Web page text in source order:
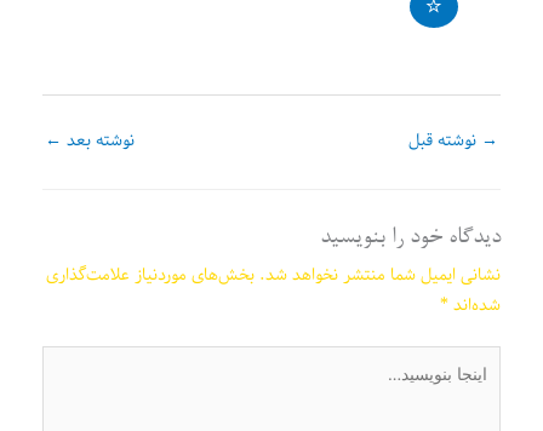
→ نوشته قبل نوشته بعد ←
دیدگاه‌ خود را بنویسید
نشانی ایمیل شما منتشر نخواهد شد. بخش‌های موردنیاز علامت‌گذاری
شده‌اند*
بنویسید…